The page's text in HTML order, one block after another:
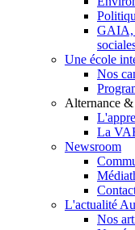
GAIA,
Une école
Nos
Alternance
La
Newsroom
L'actualité
Nos